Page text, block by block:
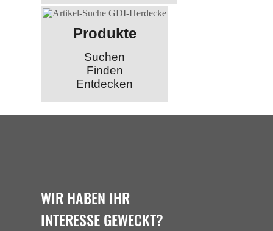
Produkte
Suchen
Finden
Entdecken
WIR HABEN IHR
INTERESSE GEWECKT?